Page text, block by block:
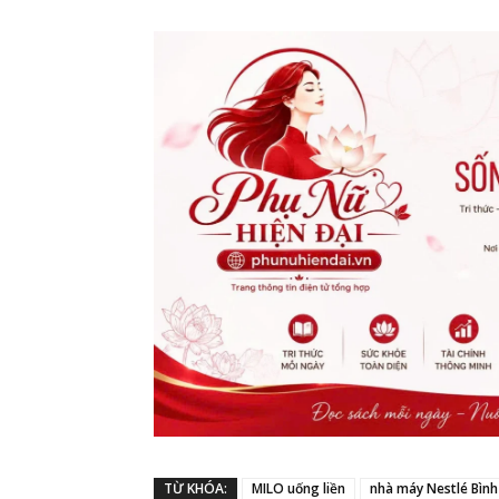
TỪ KHÓA: MILO uống liền nhà máy Nestlé